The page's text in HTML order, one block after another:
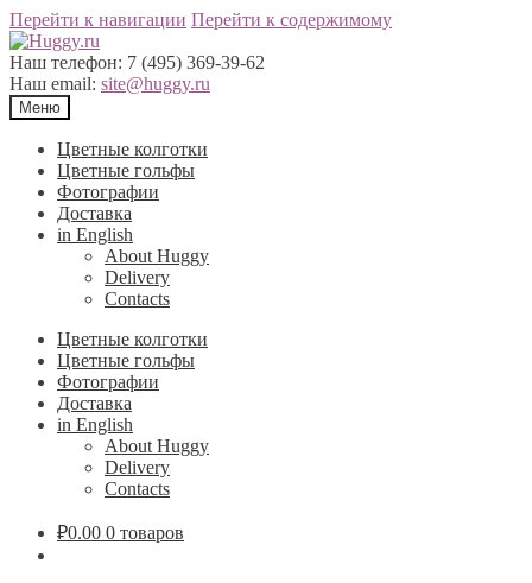
Перейти к навигации Перейти к содержимому
Наш телефон: 7 (495) 369-39-62
Наш email: site@huggy.ru
Меню
Цветные колготки
Цветные гольфы
Фотографии
Доставка
in English
About Huggy
Delivery
Contacts
Цветные колготки
Цветные гольфы
Фотографии
Доставка
in English
About Huggy
Delivery
Contacts
₽0.00 0 товаров